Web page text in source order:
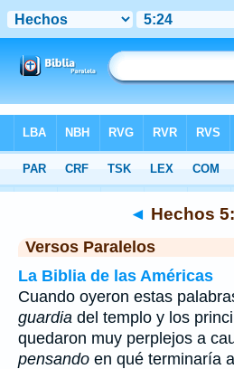
>Hechos Capítulo 5 > Verso 24
◄ Hechos
Versos Paralelos
La Biblia de las Américas
Cuando oyeron estas
guardia del templo y los
quedaron muy perplejos a
pensando en qué terminaría